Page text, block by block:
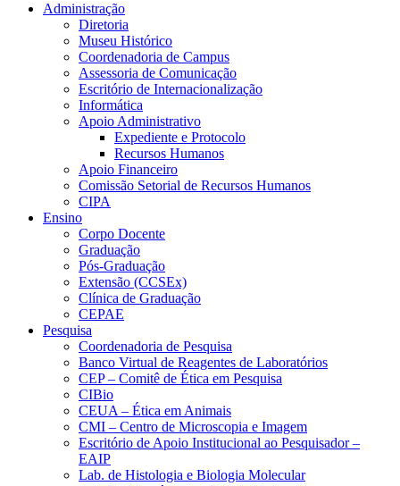
Administração
Diretoria
Museu Histórico
Coordenadoria de Campus
Assessoria de Comunicação
Escritório de Internacionalização
Informática
Apoio Administrativo
Expediente e Protocolo
Recursos Humanos
Apoio Financeiro
Comissão Setorial de Recursos Humanos
CIPA
Ensino
Corpo Docente
Graduação
Pós-Graduação
Extensão (CCSEx)
Clínica de Graduação
CEPAE
Pesquisa
Coordenadoria de Pesquisa
Banco Virtual de Reagentes de Laboratórios
CEP – Comitê de Ética em Pesquisa
CIBio
CEUA – Ética em Animais
CMI – Centro de Microscopia e Imagem
Escritório de Apoio Institucional ao Pesquisador –
EAIP
Lab. de Histologia e Biologia Molecular